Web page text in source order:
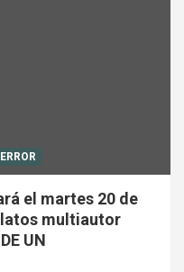
el martes 20 de
multiautor
UN